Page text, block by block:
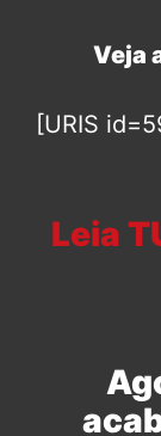
Veja
[URIS
Leia